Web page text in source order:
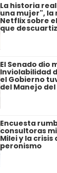
La historia
una mujer", la
Netflix sobre
que
El Senado dio
Inviolabilidad
el Gobierno
del Manejo del
Encuesta
consultoras
Milei y la crisis
peronismo